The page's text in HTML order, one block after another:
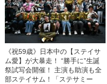
《祝59歳》日本中の【ステイサ
ム愛】が大暴走！ “勝手に”生誕
祭試写会開催！ 主演も助演も全
部ステイサム！「ステサミー